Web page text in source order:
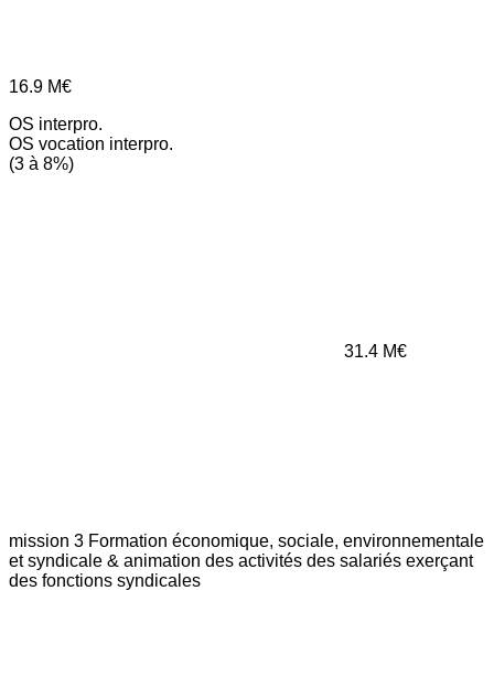
16.9 M€
OS interpro.
OS vocation interpro.
(3 à 8%)
31.4 M€
mission 3 Formation économique, sociale, environnementale
et syndicale & animation des activités des salariés exerçant
des fonctions syndicales